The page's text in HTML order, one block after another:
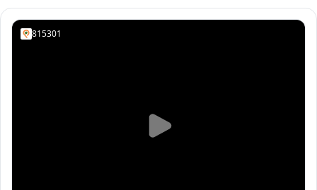
815301